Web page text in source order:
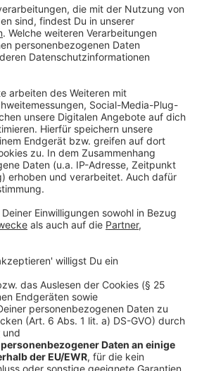
haben einen ziemlich
meist auch viel Spaß. Jedoch
ziemlich anstrengend sein.
ist das Fahren durch
geparkte Straßen. Die
viel Platz und deshalb hat
die Münsteraner:innen: "Bitte
ANTENNE MÜNSTER
hier zum Nachhören: